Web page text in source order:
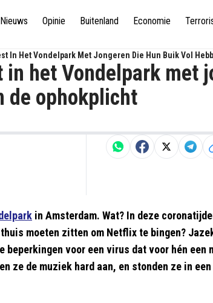
Nieuws Opinie Buitenland Economie
In Het Vondelpark Met Jongeren Die Hun Buik Vol
het Vondelpark met
de ophokplicht
in Amsterdam. Wat? In deze
moeten zitten om Netflix te bingen?
beperkingen voor een virus dat voor hén een
ze de muziek hard aan, en stonden ze in